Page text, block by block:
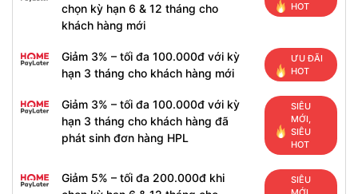
chọn kỳ hạn 6 & 12 tháng cho
khách hàng mới
HOT
Giảm 3% – tối đa 100.000đ với kỳ
hạn 3 tháng cho khách hàng mới
ƯU ĐÃI
HOT
Giảm 3% – tối đa 100.000đ với kỳ
hạn 3 tháng cho khách hàng đã
phát sinh đơn hàng HPL
SIÊU
MỚI,
SIÊU
HOT
Giảm 5% – tối đa 200.000đ khi
SIÊU